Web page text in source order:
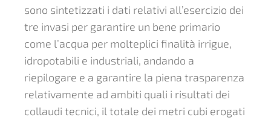
sono sintetizzati i dati relativi all’esercizio dei
tre invasi per garantire un bene primario
come l’acqua per molteplici finalità irrigue,
idropotabili e industriali, andando a
riepilogare e a garantire la piena trasparenza
relativamente ad ambiti quali i risultati dei
collaudi tecnici, il totale dei metri cubi erogati